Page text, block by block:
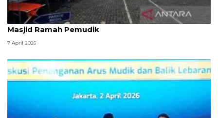
Kemenag: 3,5 juta orang manfaatkan layanan
Masjid Ramah Pemudik
7 April 2026